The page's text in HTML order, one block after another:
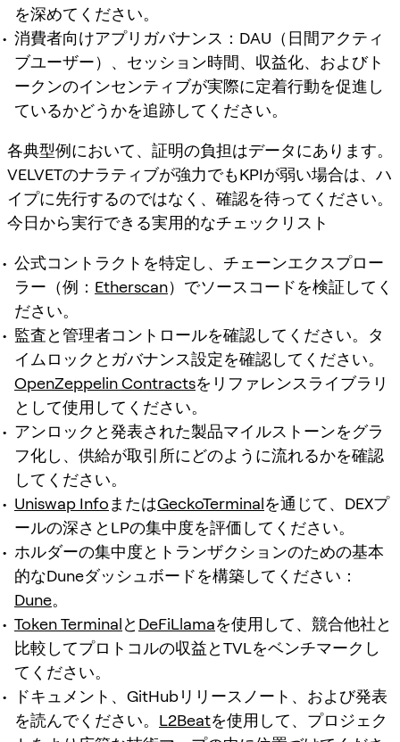
を深めてください。
消費者向けアプリガバナンス：DAU（日間アクティ
ブユーザー）、セッション時間、収益化、およびト
ークンのインセンティブが実際に定着行動を促進し
ているかどうかを追跡してください。
各典型例において、証明の負担はデータにあります。
VELVETのナラティブが強力でもKPIが弱い場合は、ハ
イプに先行するのではなく、確認を待ってください。
今日から実行できる実用的なチェックリスト
公式コントラクトを特定し、チェーンエクスプロー
ラー（例： Etherscan）でソースコードを検証してく
ださい。
監査と管理者コントロールを確認してください。タ
イムロックとガバナンス設定を確認してください。
OpenZeppelin Contractsをリファレンスライブラリ
として使用してください。
アンロックと発表された製品マイルストーンをグラ
フ化し、供給が取引所にどのように流れるかを確認
してください。
Uniswap Info またはGeckoTerminalを通じて、DEXプ
ールの深さとLPの集中度を評価してください。
ホルダーの集中度とトランザクションのための基本
的なDuneダッシュボードを構築してください：
Dune。
Token Terminalと DeFiLlamaを使用して、競合他社と
比較してプロトコルの収益とTVLをベンチマークし
てください。
ドキュメント、GitHubリリースノート、および発表
を読んでください。 L2Beatを使用して、プロジェク